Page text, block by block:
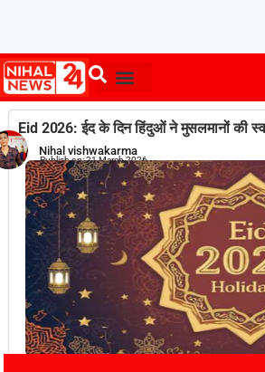
Eid 2026: ईद के दिन हिंदुओं ने मुसलमानों की
Nihal vishwakarma
Publish on:21 March 2026